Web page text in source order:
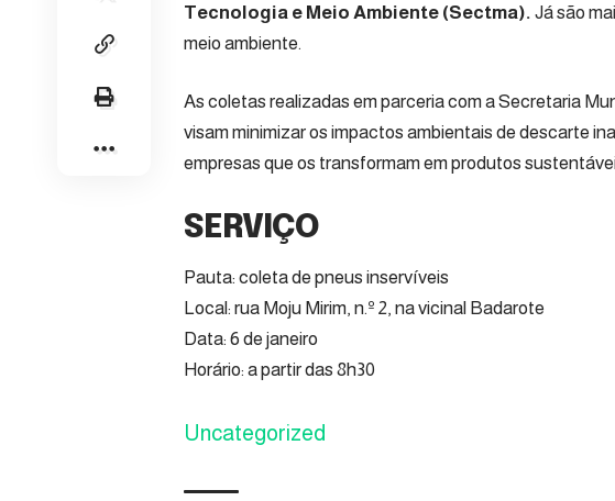
Tecnologia e Meio Ambiente (Sectma). Já são
meio ambiente.
As coletas realizadas em parceria com aSecretaria
visam minimizar os impactos ambientais de descarte
empresas que os transformam em produtos
SERVIÇO
Pauta: coleta de pneus inservíveis
Local: rua Moju Mirim, n.º 2, na vicinal Badarote
Data: 6 de janeiro
Horário: a partir das 8h30
Uncategorized